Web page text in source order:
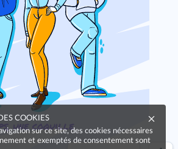
une coquille
COOKIES
sur ce site, des cookies nécessaires
et exemptés de consentement sont